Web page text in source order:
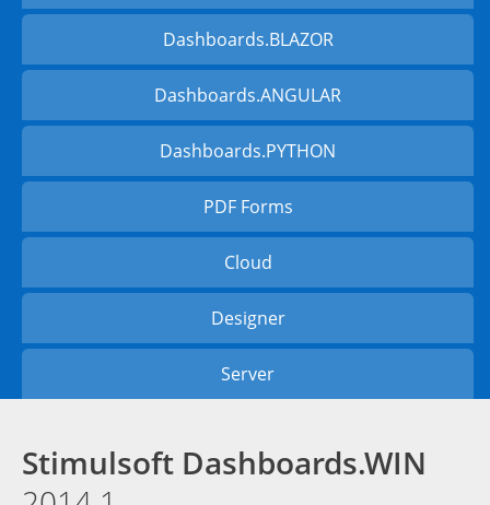
Dashboards.BLAZOR
Dashboards.ANGULAR
Dashboards.PYTHON
PDF Forms
Cloud
Designer
Server
Stimulsoft Dashboards.WIN